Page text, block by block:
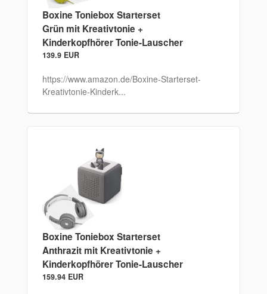
Boxine Toniebox Starterset
Grün mit Kreativtonie +
Kinderkopfhörer Tonie-Lauscher
139.9 EUR
https://www.amazon.de/Boxine-Starterset-
Kreativtonie-Kinderk...
Boxine Toniebox Starterset
Anthrazit mit Kreativtonie +
Kinderkopfhörer Tonie-Lauscher
159.94 EUR